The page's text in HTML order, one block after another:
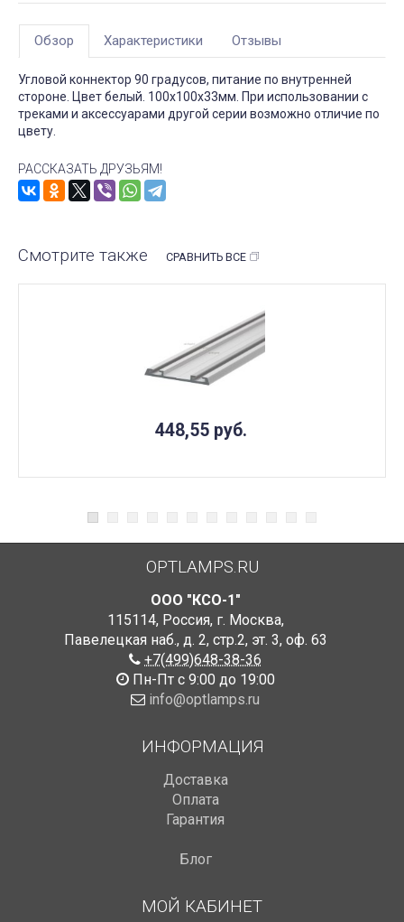
Обзор Характеристики Отзывы
Угловой коннектор 90 градусов, питание по внутренней
стороне. Цвет белый. 100х100х33мм. При использовании с
треками и аксессуарами другой серии возможно отличие по
цвету.
РАССКАЗАТЬ ДРУЗЬЯМ!
Смотрите также СРАВНИТЬ ВСЕ
448,55 руб.
OPTLAMPS.RU
ООО "КСО-1"
115114, Россия, г. Москва,
Павелецкая наб., д. 2, стр.2, эт. 3, оф. 63
+7(499)648-38-36
Пн-Пт с 9:00 до 19:00
info@optlamps.ru
ИНФОРМАЦИЯ
Доставка
Оплата
Гарантия
Блог
МОЙ КАБИНЕТ